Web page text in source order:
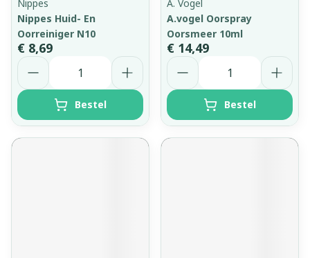
Nippes
Nippes Huid- En
Oorreiniger N10
€ 8,69
Aantal
Bestel
A. Vogel
A.vogel Oorspray
Oorsmeer 10ml
€ 14,49
Aantal
Bestel